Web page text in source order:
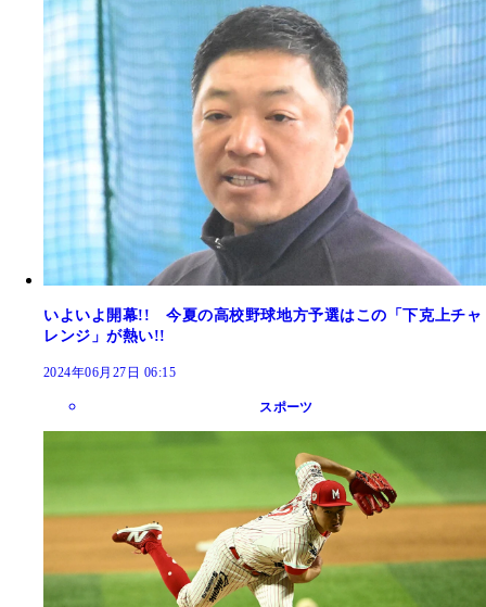
いよいよ開幕!! 今夏の高校野球地方予選はこの「下克上チャ
レンジ」が熱い!!
2024年06月27日 06:15
スポーツ